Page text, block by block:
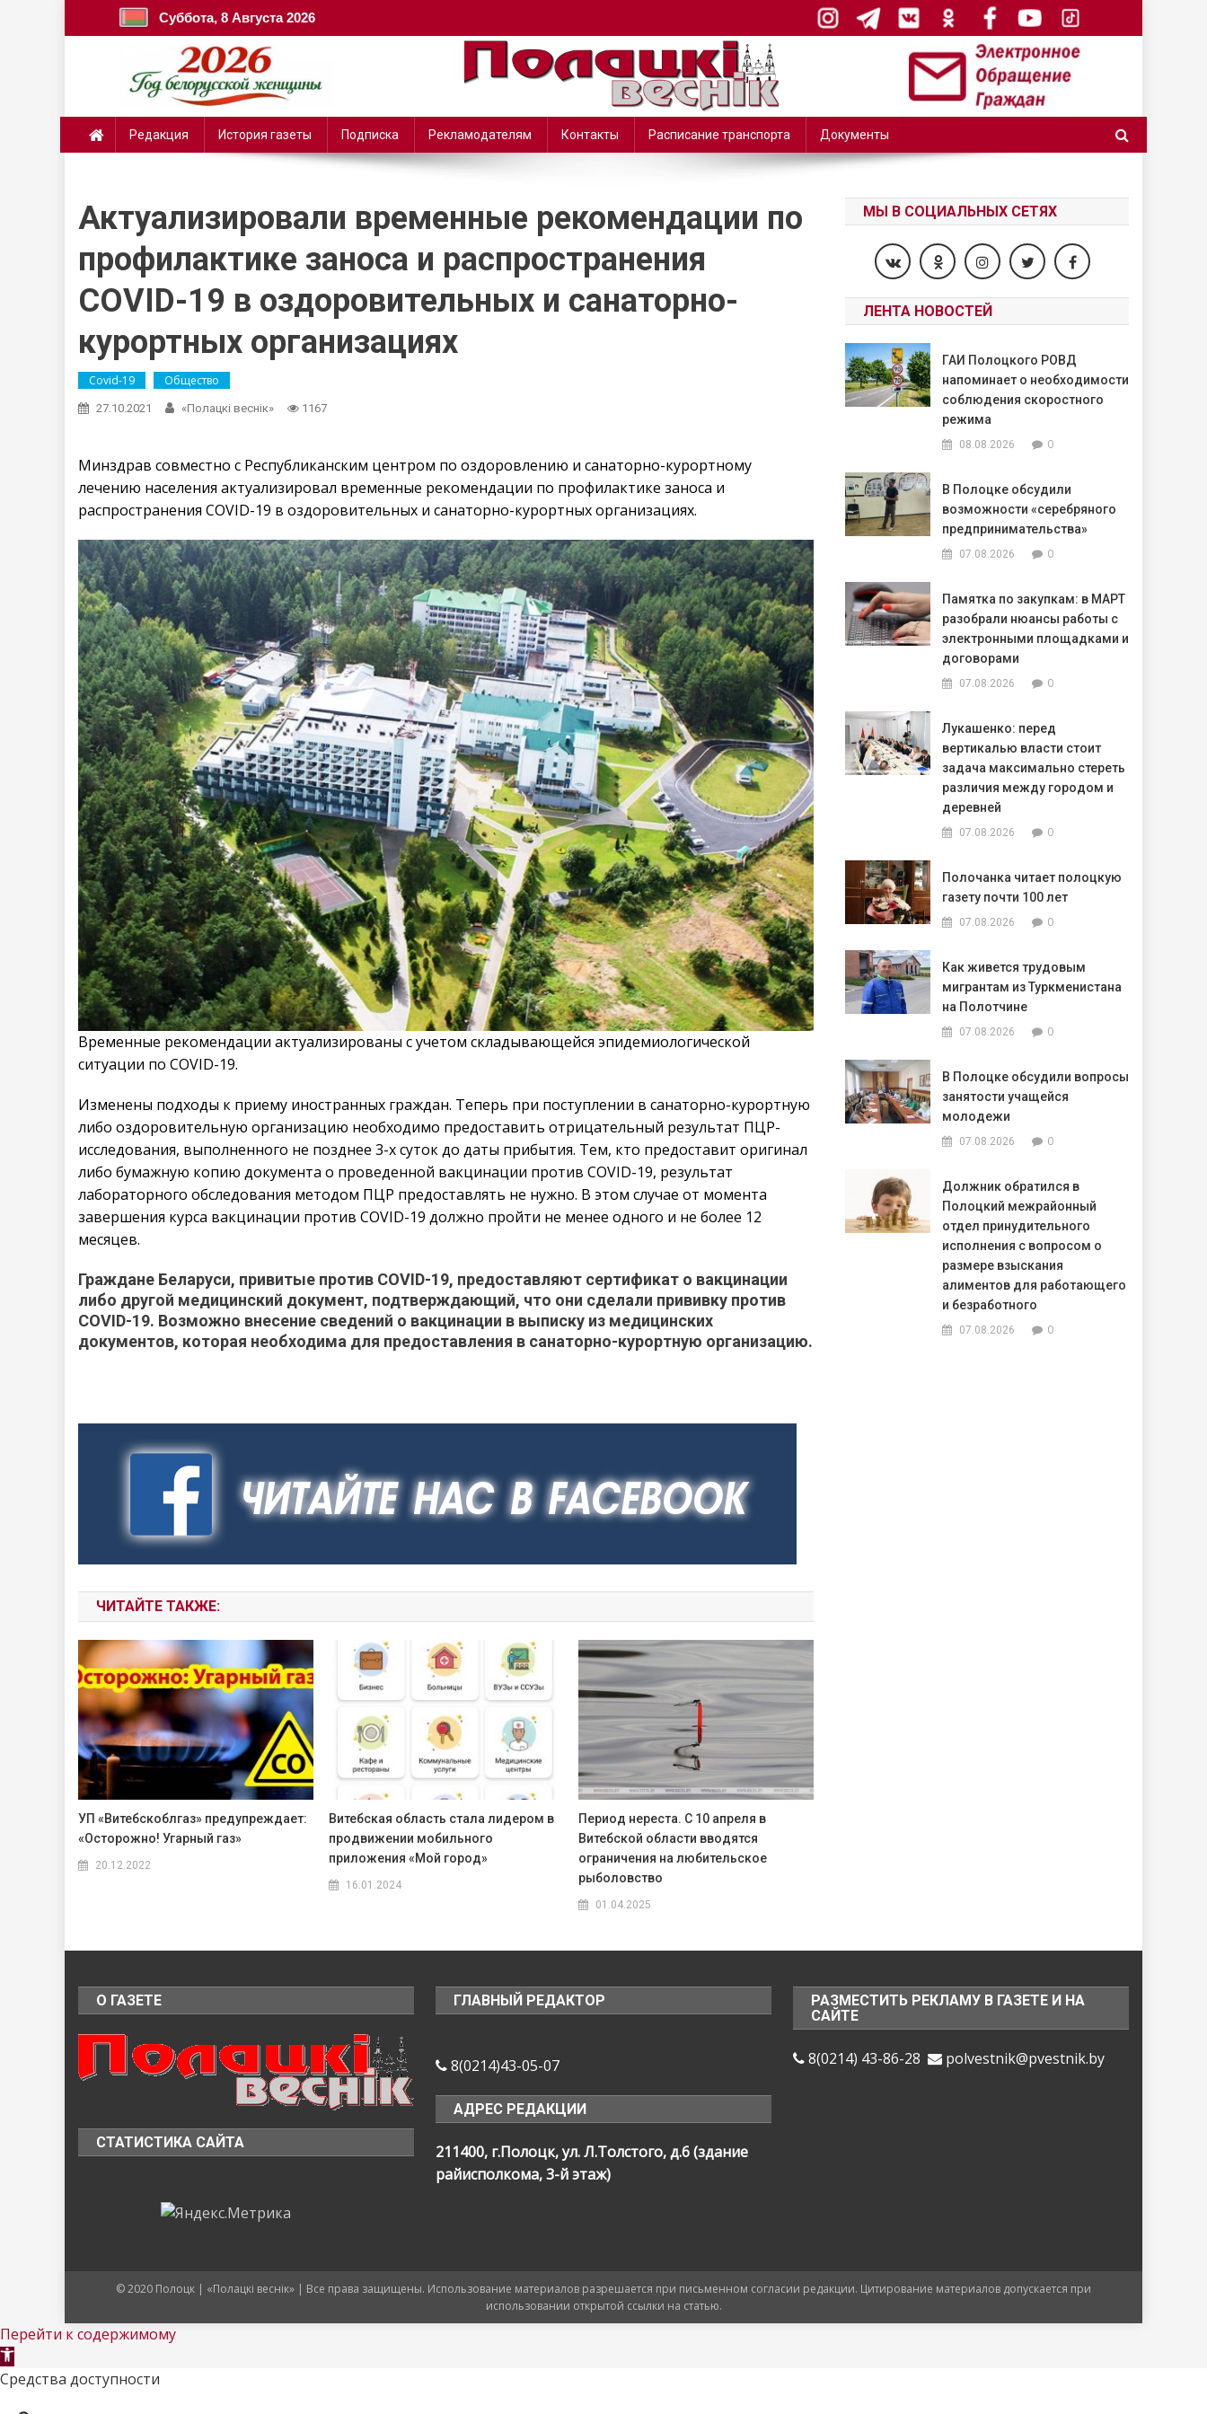
Суббота, 8 Августа 2026
Редакция История газеты Подписка Рекламодателям Контакты Расписание транспорта Документы
Актуализировали временные рекомендации по
профилактике заноса и распространения
COVID-19 в оздоровительных и санаторно-
курортных организациях
Covid-19 Общество
27.10.2021 «Полацкі веснік» 1167
Минздрав совместно с Республиканским центром по оздоровлению и санаторно-курортному
лечению населения актуализировал временные рекомендации по профилактике заноса и
распространения COVID-19 в оздоровительных и санаторно-курортных организациях.
Временные рекомендации актуализированы с учетом складывающейся эпидемиологической
ситуации по COVID-19.
Изменены подходы к приему иностранных граждан. Теперь при поступлении в санаторно-курортную
либо оздоровительную организацию необходимо предоставить отрицательный результат ПЦР-
исследования, выполненного не позднее 3-х суток до даты прибытия. Тем, кто предоставит оригинал
либо бумажную копию документа о проведенной вакцинации против COVID-19, результат
лабораторного обследования методом ПЦР предоставлять не нужно. В этом случае от момента
завершения курса вакцинации против COVID-19 должно пройти не менее одного и не более 12
месяцев.
Граждане Беларуси, привитые против COVID-19, предоставляют сертификат о вакцинации
либо другой медицинский документ, подтверждающий, что они сделали прививку против
COVID-19. Возможно внесение сведений о вакцинации в выписку из медицинских
документов, которая необходима для предоставления в санаторно-курортную организацию.
ЧИТАЙТЕ ТАКЖЕ:
УП «Витебскоблгаз» предупреждает:
«Осторожно! Угарный газ»
20.12.2022
Витебская область стала лидером в
продвижении мобильного
приложения «Мой город»
16.01.2024
Период нереста. С 10 апреля в
Витебской области вводятся
ограничения на любительское
рыболовство
01.04.2025
МЫ В СОЦИАЛЬНЫХ СЕТЯХ
ЛЕНТА НОВОСТЕЙ
ГАИ Полоцкого РОВД
напоминает о необходимости
соблюдения скоростного
режима
08.08.2026 0
В Полоцке обсудили
возможности «серебряного
предпринимательства»
07.08.2026 0
Памятка по закупкам: в МАРТ
разобрали нюансы работы с
электронными площадками и
договорами
07.08.2026 0
Лукашенко: перед
вертикалью власти стоит
задача максимально стереть
различия между городом и
деревней
07.08.2026 0
Полочанка читает полоцкую
газету почти 100 лет
07.08.2026 0
Как живется трудовым
мигрантам из Туркменистана
на Полотчине
07.08.2026 0
В Полоцке обсудили вопросы
занятости учащейся
молодежи
07.08.2026 0
Должник обратился в
Полоцкий межрайонный
отдел принудительного
исполнения с вопросом о
размере взыскания
алиментов для работающего
и безработного
07.08.2026 0
О ГАЗЕТЕ
СТАТИСТИКА САЙТА
ГЛАВНЫЙ РЕДАКТОР
8(0214)43-05-07
АДРЕС РЕДАКЦИИ
211400, г.Полоцк, ул. Л.Толстого, д.6 (здание
райисполкома, 3-й этаж)
РАЗМЕСТИТЬ РЕКЛАМУ В ГАЗЕТЕ И НА
САЙТЕ
8(0214) 43-86-28 polvestnik@pvestnik.by
© 2020 Полоцк | «Полацкі веснік» | Все права защищены. Использование материалов разрешается при письменном согласии редакции. Цитирование материалов допускается при
использовании открытой ссылки на статью.
Перейти к содержимому
Открыть
панель
Средства доступности